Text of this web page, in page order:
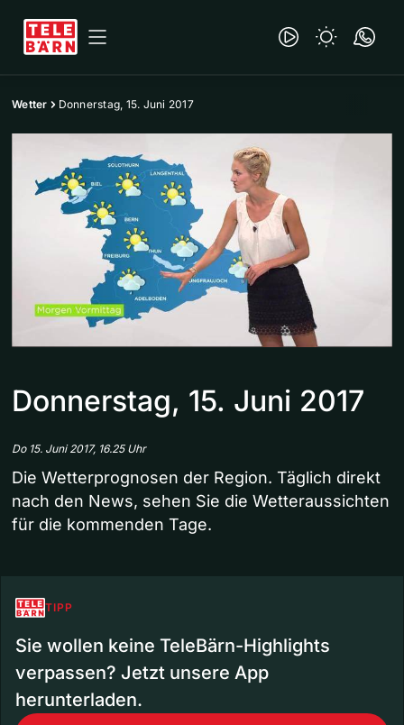
Wetter Donnerstag, 15. Juni 2017
Donnerstag, 15. Juni 2017
Do 15. Juni 2017, 16.25 Uhr
Die Wetterprognosen der Region. Täglich direkt
nach den News, sehen Sie die Wetteraussichten
für die kommenden Tage.
TIPP
Sie wollen keine TeleBärn-Highlights
verpassen? Jetzt unsere App
herunterladen.